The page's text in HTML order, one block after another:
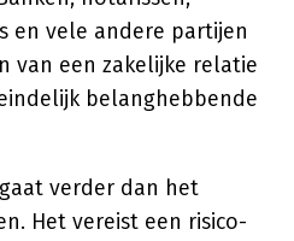
en vele andere partijen
van een zakelijke relatie
belanghebbende
verder dan het
Het vereist een risico-